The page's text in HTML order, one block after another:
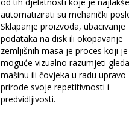
automatizirati su mehanički
Sklapanje proizvoda, ubacivanje
podataka na disk ili okopavanje
zemljišnih masa je proces koji je
moguće vizualno razumjeti
mašinu ili čovjeka u radu upravo
prirode svoje repetitivnosti i
predvidljivosti.